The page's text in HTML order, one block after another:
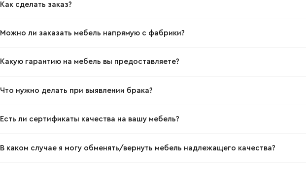
Как сделать заказ?
Можно ли заказать мебель напрямую с фабрики?
Какую гарантию на мебель вы предоставляете?
Что нужно делать при выявлении брака?
Есть ли сертификаты качества на вашу мебель?
В каком случае я могу обменять/вернуть мебель надлежащего качества?
Ваш email
Прикрепите логотип компании